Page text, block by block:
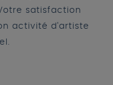
satisfaction
activité d'artiste